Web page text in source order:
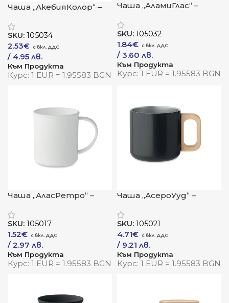
Чаша „АкебияКолор“ –
и детайл
SKU: 105034
2.53€
/ 4.95 лв.
Към Продукта
Курс: 1 EUR = 1.95583 BGN
Чаша „АламиГлас“ –
елегантност с
универсален стил
SKU: 105032
1.84€
/ 3.60 лв.
Към Продукта
Курс: 1 EUR = 1.95583 BGN
Чаша „АласРетро“ –
устойчив дух
SKU: 105017
1.52€
/ 2.97 лв.
Към Продукта
Курс: 1 EUR = 1.95583 BGN
Чаша „АсероУуд“ –
естествен акцент
SKU: 105021
4.71€
/ 9.21 лв.
Към Продукта
Курс: 1 EUR = 1.95583 BGN